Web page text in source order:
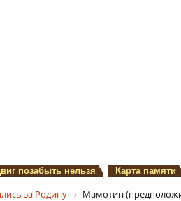
позабыть нельзя Карта памяти
за Родину Мамотин